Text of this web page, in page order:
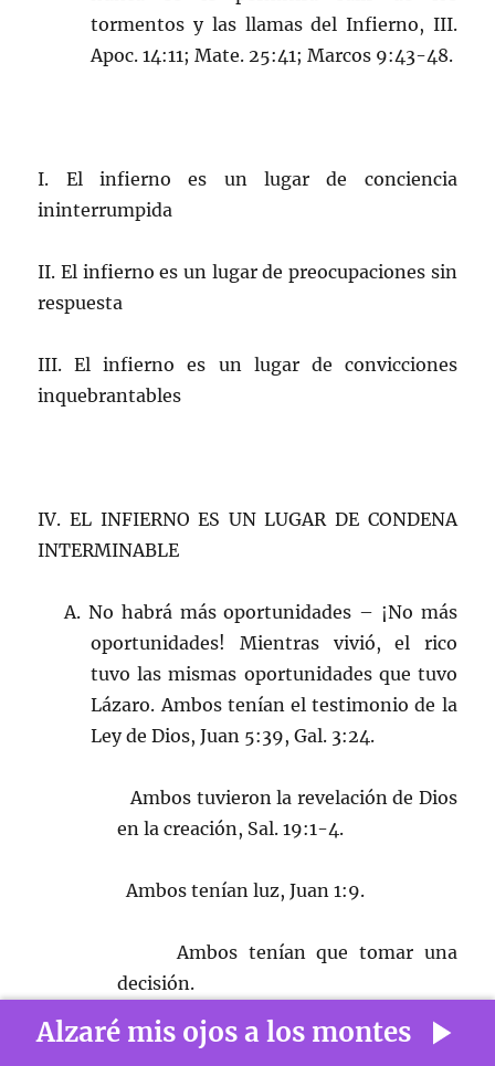
tormentos y las llamas del Infierno, III.
Apoc. 14:11; Mate. 25:41; Marcos 9:43-48.
I. El infierno es un lugar de conciencia
ininterrumpida
II. El infierno es un lugar de preocupaciones sin
respuesta
III. El infierno es un lugar de convicciones
inquebrantables
IV. EL INFIERNO ES UN LUGAR DE CONDENA
INTERMINABLE
A. No habrá más oportunidades – ¡No más
oportunidades! Mientras vivió, el rico
tuvo las mismas oportunidades que tuvo
Lázaro. Ambos tenían el testimonio de la
Ley de Dios, Juan 5:39, Gal. 3:24.
Ambos tuvieron la revelación de Dios
en la creación, Sal. 19:1-4.
Ambos tenían luz, Juan 1:9.
Ambos tenían que tomar una
decisión.
Aparentemente, Lázaro eligió poner
Alzaré mis ojos a los montes